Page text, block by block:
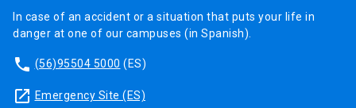
In case of an accident or a situation that puts your life in
danger at one of our campuses (in Spanish).
phone (56)95504 5000 (ES)
launch Emergency Site (ES)